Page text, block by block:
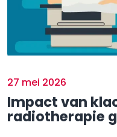
27 mei 2026
Impact van
radiotherapie